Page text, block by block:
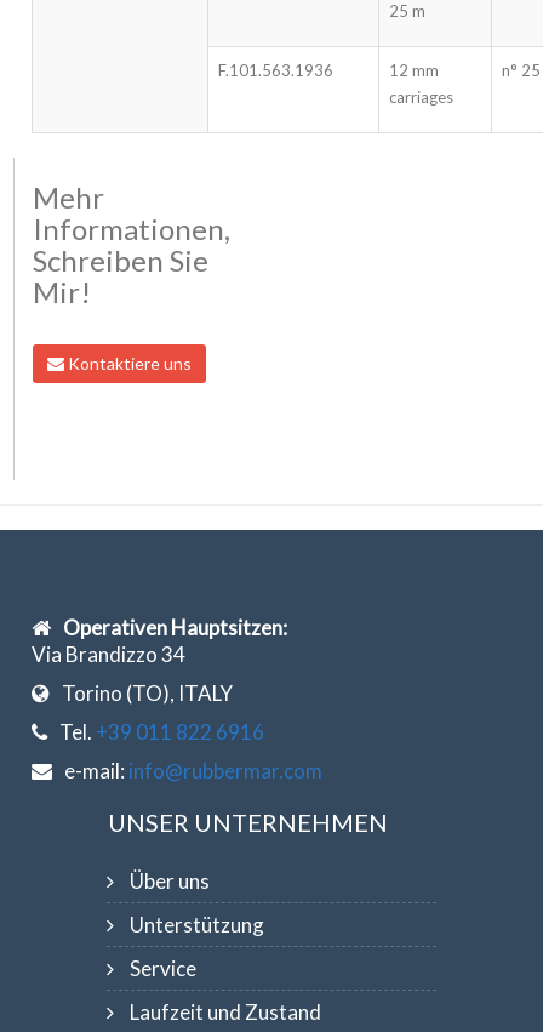
25 m
F.101.563.1936
12 mm
carriages
n°
Mehr
Informationen,
Schreiben Sie
Mir!
Kontaktiere uns
Operativen Hauptsitzen:
Via Brandizzo 34
Torino (TO), ITALY
Tel. +39 011 822 6916
e-mail: info@rubbermar.com
UNSER UNTERNEHMEN
Über uns
Unterstützung
Service
Laufzeit und Zustand